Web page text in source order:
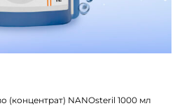
(концентрат) NANOsteril 1000 мл